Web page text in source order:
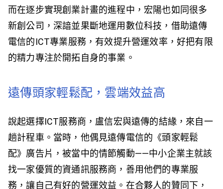
而在逐步實現創業計畫的進程中，宏陽也如同很多
新創公司，深諳並果斷地運用數位科技，借助遠傳
電信的ICT專業服務，有效提升營運效率，好把有限
的精力專注於開拓自身的事業。
遠傳頭家輕鬆配，雲端效益高
說起選擇ICT服務商，盧信宏與遠傳的結緣，來自一
趟計程車。當時，他偶見遠傳電信的《頭家輕鬆
配》廣告片，被當中的情節觸動——中小企業主就該
找一家優質的資通訊服務商，善用他們的專業服
務，讓自己有好的營運效益。在合夥人的贊同下，